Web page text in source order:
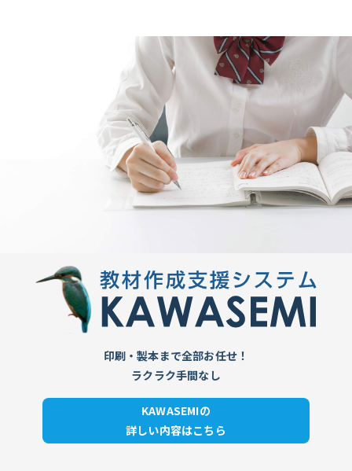
印刷・製本まで全部お任せ！
ラクラク手間なし
KAWASEMIの
詳しい内容はこちら